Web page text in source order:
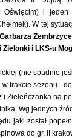
Oświęcim) i
W tej
i LKS-u
(nie spadnie
trakcie sezonu -
Zieleńczanka na
Wg jednych
jaki został
do gr. II